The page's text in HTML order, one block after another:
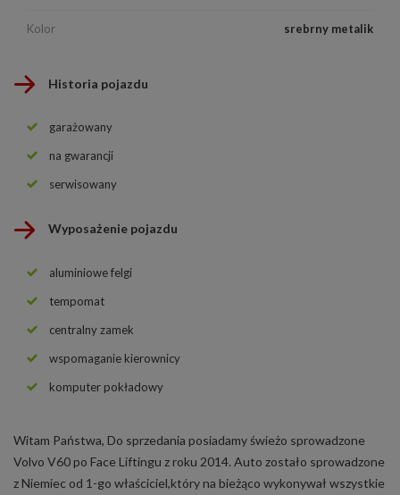
Kolor srebrny metalik
Historia pojazdu
garażowany
na gwarancji
serwisowany
Wyposażenie pojazdu
aluminiowe felgi
tempomat
centralny zamek
wspomaganie kierownicy
komputer pokładowy
Witam Państwa, Do sprzedania posiadamy świeżo sprowadzone
Volvo V60 po Face Liftingu z roku 2014. Auto zostało sprowadzone
z Niemiec od 1-go właściciel,który na bieżąco wykonywał wszystkie